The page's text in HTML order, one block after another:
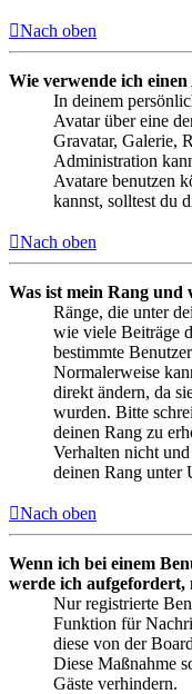
Nach oben
Wie verwende ich
In deinem
Avatar über eine
Gravatar, Galerie,
Administration
Avatare benutzen
kannst, solltest du
Nach oben
Was ist mein Rang
Ränge, die unter
wie viele Beiträge
bestimmte
Normalerweise
direkt ändern, da
wurden. Bitte
deinen Rang zu
Verhalten nicht
deinen Rang unter
Nach oben
Wenn ich bei einem
werde ich aufgefordert,
Nur registrierte
Funktion für
diese von der
Diese Maßnahme
Gäste verhindern.